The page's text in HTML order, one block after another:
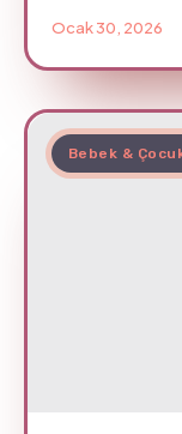
Ocak 30, 2026
Bebek &